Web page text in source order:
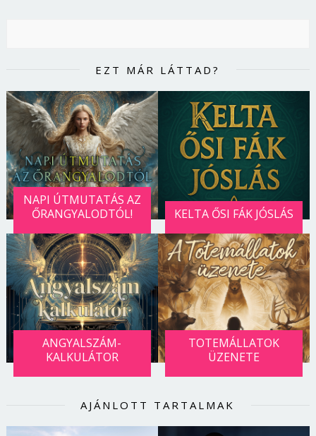
EZT MÁR LÁTTAD?
NAPI ÚTMUTATÁS AZ
ŐRANGYALODTÓL!
KELTA ŐSI FÁK JÓSLÁS
ANGYALSZÁM-
KALKULÁTOR
TOTEMÁLLATOK
ÜZENETE
AJÁNLOTT TARTALMAK